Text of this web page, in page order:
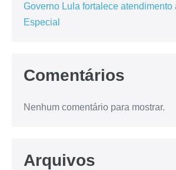
Governo Lula fortalece atendimento
Especial
Comentários
Nenhum comentário para mostrar.
Arquivos